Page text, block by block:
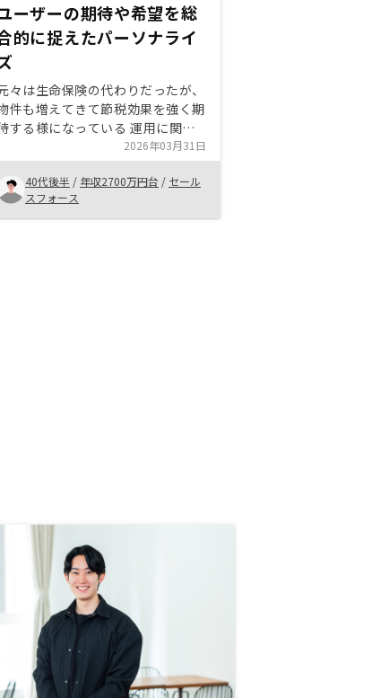
ーザーの期待や希望を総
的に捉えたパーソナライ
々は生命保険の代わりだったが、
件も増えてきて節税効果を強く期
する様になっている 運用に関し
ても、物件保有期間中のレントアッ
も必須要素となっているので、こ
れらを総合的に理解して最適なご提
案を常に行なっていただけるとあり
たい管理費が高いのと住信SBIの
2026年03月31日
40代後半 / 年収2700万円台 / セール
スフォース